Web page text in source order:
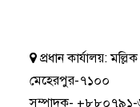
প্রধান কার্যালয়:
মেহেরপুর-৭১০০
সম্পাদক-